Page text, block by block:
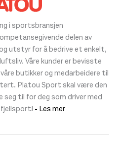
i sportsbransjen
delen av
utstyr for å bedrive et enkelt,
Våre kunder er bevisste
butikker og medarbeidere til
Platou Sport skal være den
seg til for deg som driver med
fjellsport! - Les mer